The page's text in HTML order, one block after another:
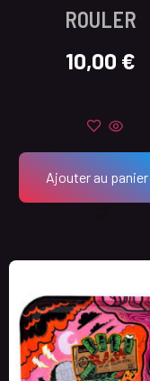
ROULER
10,00 €
Ajouter au panier